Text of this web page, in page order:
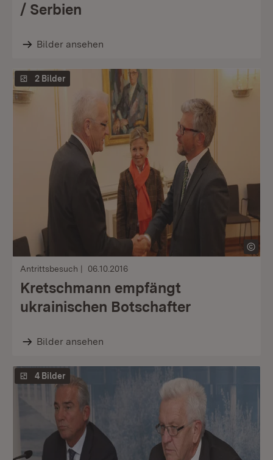
/ Serbien
Bilder ansehen
2 Bilder
Antrittsbesuch 06.10.2016
Kretschmann empfängt
ukrainischen Botschafter
Bilder ansehen
4 Bilder